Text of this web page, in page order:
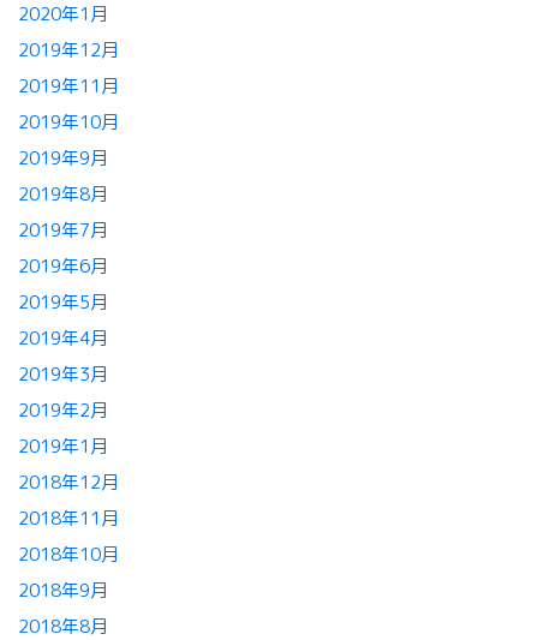
2020年1月
2019年12月
2019年11月
2019年10月
2019年9月
2019年8月
2019年7月
2019年6月
2019年5月
2019年4月
2019年3月
2019年2月
2019年1月
2018年12月
2018年11月
2018年10月
2018年9月
2018年8月